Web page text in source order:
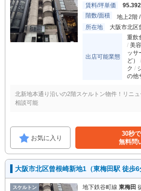
賃料/坪単価
階数/面積
地上2階
所在地
大阪市北区
出店可能業態
重飲
美
ッサ
ど）
ク
の他
北新地本通り沿いの2階スケルトン物件！リニ
相談可能
お気に入り
30秒
無料問
大阪市北区曾根崎新地1（東梅田駅 徒歩
スケルトン 地下鉄谷町線 東梅田